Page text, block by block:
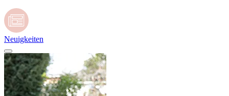
Neuigkeiten